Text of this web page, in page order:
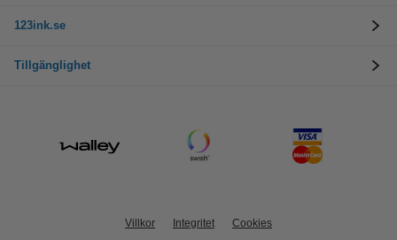
123ink.se
Tillgänglighet
Villkor Integritet Cookies